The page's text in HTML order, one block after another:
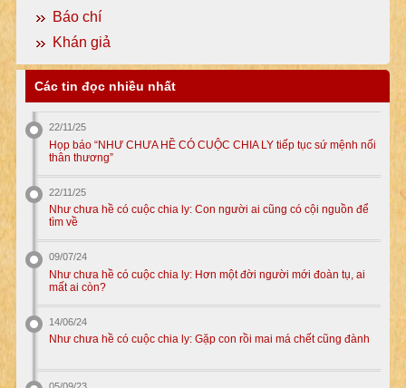
Báo chí
Khán giả
Các tin đọc nhiều nhất
22/11/25
Họp báo “NHƯ CHƯA HỀ CÓ CUỘC CHIA LY tiếp tục sứ mệnh nối
thân thương”
22/11/25
Như chưa hề có cuộc chia ly: Con người ai cũng có cội nguồn để
tìm về
09/07/24
Như chưa hề có cuộc chia ly: Hơn một đời người mới đoàn tụ, ai
mất ai còn?
14/06/24
Như chưa hề có cuộc chia ly: Gặp con rồi mai má chết cũng đành